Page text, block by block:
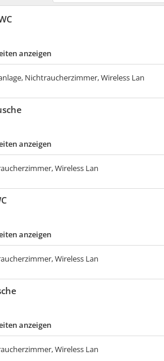
anzeigen
Nichtraucherzimmer, Wireless Lan
anzeigen
Wireless Lan
anzeigen
Wireless Lan
anzeigen
Wireless Lan